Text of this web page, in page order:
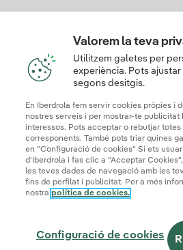
T'interessa
Descarga la App
Seguridad de la información
Valorem la teva
Utilitzem galetes per
experiència. Pots
segons desitgis.
En Iberdrola fem servir cookies pròpies i
nostres serveis i per mostrar-te publicitat
interessos. Pots acceptar o rebutjar
corresponents. També pots triar quines
en "Configuració de cookies" Si ets
d'Iberdrola i fas clic a "Acceptar
les teves dades de navegació amb les
fins de perfilat i publicitat. Per a més
nostra política de cookies.
Configuració de cookies